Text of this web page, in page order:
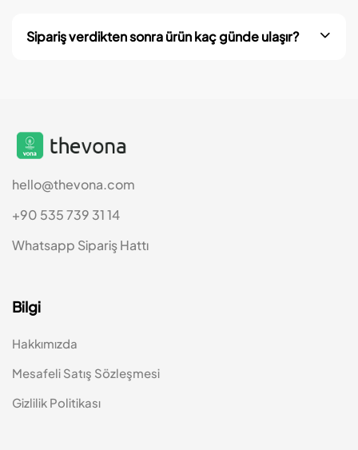
Sipariş verdikten sonra ürün kaç günde ulaşır?
hello@thevona.com
+90 535 739 31 14
Whatsapp Sipariş Hattı
Bilgi
Hakkımızda
Mesafeli Satış Sözleşmesi
Gizlilik Politikası